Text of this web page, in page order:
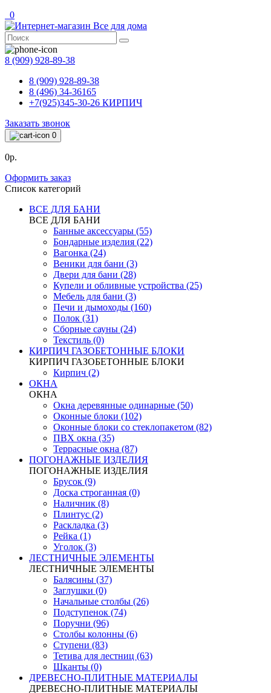
0
8 (909) 928-89-38
8 (909) 928-89-38
8 (496) 34-36165
+7(925)345-30-26 КИРПИЧ
Заказать звонок
0
0р.
Оформить заказ
Список категорий
ВСЕ ДЛЯ БАНИ
ВСЕ ДЛЯ БАНИ
Банные аксессуары (55)
Бондарные изделия (22)
Вагонка (24)
Веники для бани (3)
Двери для бани (28)
Купели и обливные устройства (25)
Мебель для бани (3)
Печи и дымоходы (160)
Полок (31)
Сборные сауны (24)
Текстиль (0)
КИРПИЧ ГАЗОБЕТОННЫЕ БЛОКИ
КИРПИЧ ГАЗОБЕТОННЫЕ БЛОКИ
Кирпич (2)
ОКНА
ОКНА
Окна деревянные одинарные (50)
Оконные блоки (102)
Оконные блоки со стеклопакетом (82)
ПВХ окна (35)
Террасные окна (87)
ПОГОНАЖНЫЕ ИЗДЕЛИЯ
ПОГОНАЖНЫЕ ИЗДЕЛИЯ
Брусок (9)
Доска строганная (0)
Наличник (8)
Плинтус (2)
Раскладка (3)
Рейка (1)
Уголок (3)
ЛЕСТНИЧНЫЕ ЭЛЕМЕНТЫ
ЛЕСТНИЧНЫЕ ЭЛЕМЕНТЫ
Балясины (37)
Заглушки (0)
Начальные столбы (26)
Подступенок (74)
Поручни (96)
Столбы колонны (6)
Ступени (83)
Тетива для лестниц (63)
Шканты (0)
ДРЕВЕСНО-ПЛИТНЫЕ МАТЕРИАЛЫ
ДРЕВЕСНО-ПЛИТНЫЕ МАТЕРИАЛЫ